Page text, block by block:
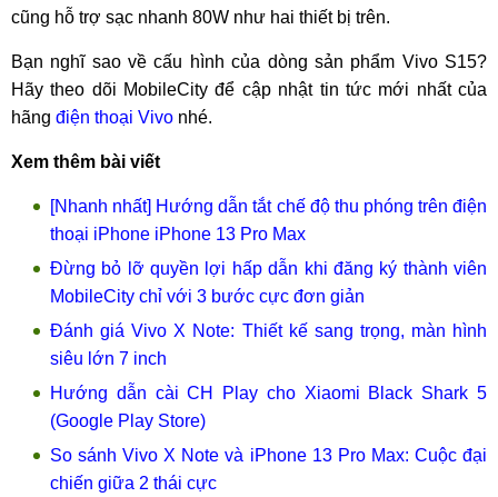
cũng hỗ trợ sạc nhanh 80W như hai thiết bị trên.
Bạn nghĩ sao về cấu hình của dòng sản phẩm Vivo S15?
Hãy theo dõi MobileCity để cập nhật tin tức mới nhất của
hãng điện thoại Vivo nhé.
Xem thêm bài viết
[Nhanh nhất] Hướng dẫn tắt chế độ thu phóng trên điện
thoại iPhone iPhone 13 Pro Max
Đừng bỏ lỡ quyền lợi hấp dẫn khi đăng ký thành viên
MobileCity chỉ với 3 bước cực đơn giản
Đánh giá Vivo X Note: Thiết kế sang trọng, màn hình
siêu lớn 7 inch
Hướng dẫn cài CH Play cho Xiaomi Black Shark 5
(Google Play Store)
So sánh Vivo X Note và iPhone 13 Pro Max: Cuộc đại
chiến giữa 2 thái cực